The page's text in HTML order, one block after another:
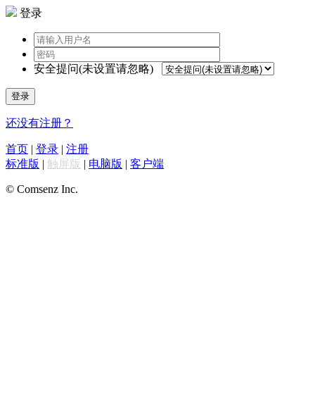
登录
安全提问(未设置请忽略)
登录
还没有注册？
首页 | 登录 | 注册
标准版 | 触屏版 | 电脑版 | 客户端
© Comsenz Inc.